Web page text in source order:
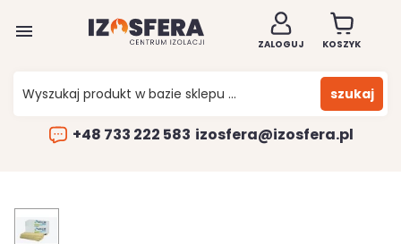

ZALOGUJ KOSZYK
szukaj
+48 733 222 583 izosfera@izosfera.pl